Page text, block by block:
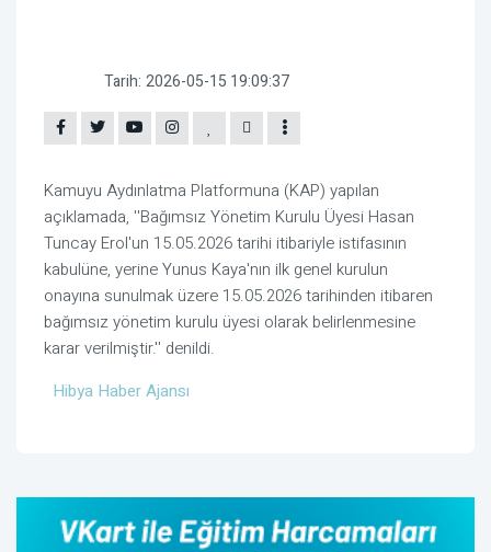
Tarih: 2026-05-15 19:09:37
Kamuyu Aydınlatma Platformuna (KAP) yapılan
açıklamada, ''Bağımsız Yönetim Kurulu Üyesi Hasan
Tuncay Erol'un 15.05.2026 tarihi itibariyle istifasının
kabulüne, yerine Yunus Kaya'nın ilk genel kurulun
onayına sunulmak üzere 15.05.2026 tarihinden itibaren
bağımsız yönetim kurulu üyesi olarak belirlenmesine
karar verilmiştir.'' denildi.
Hibya Haber Ajansı